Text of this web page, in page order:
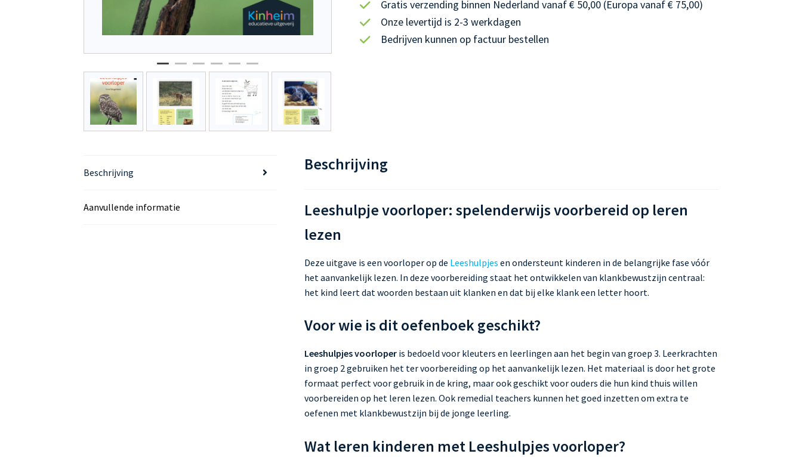
Gratis verzending binnen Nederland vanaf € 50,00 (Europa vanaf € 75,00)
Onze levertijd is 2-3 werkdagen
Bedrijven kunnen op factuur bestellen
Beschrijving
Aanvullende informatie
Beschrijving
Leeshulpje voorloper: spelenderwijs voorbereid op leren
lezen
Deze uitgave is een voorloper op de Leeshulpjes en ondersteunt kinderen in de belangrijke fase vóór
het aanvankelijk lezen. In deze voorbereiding staat het ontwikkelen van klankbewustzijn centraal:
het kind leert dat woorden bestaan uit klanken en dat bij elke klank een letter hoort.
Voor wie is dit oefenboek geschikt?
Leeshulpjes voorloper is bedoeld voor kleuters en leerlingen aan het begin van groep 3. Leerkrachten
in groep 2 gebruiken het ter voorbereiding op het aanvankelijk lezen. Het materiaal is door het grote
formaat perfect voor gebruik in de kring, maar ook geschikt voor ouders die hun kind thuis willen
voorbereiden op het leren lezen. Ook remedial teachers kunnen het goed inzetten om extra te
oefenen met klankbewustzijn bij de jonge leerling.
Wat leren kinderen met Leeshulpjes voorloper?